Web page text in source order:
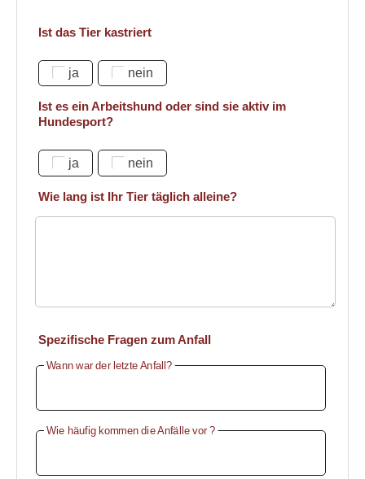
Ist das Tier kastriert
ja nein
Ist es ein Arbeitshund oder sind sie aktiv im
Hundesport?
ja nein
Wie lang ist Ihr Tier täglich alleine?
Spezifische Fragen zum Anfall
Wann war der letzte Anfall?
Wie häufig kommen die Anfälle vor ?